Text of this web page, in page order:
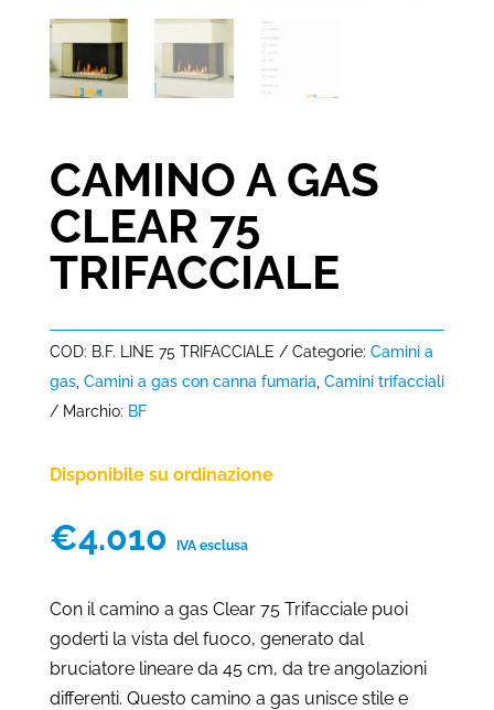
CAMINO A GAS
CLEAR 75
TRIFACCIALE
COD: B.F. LINE 75 TRIFACCIALE Categorie: Camini a
gas, Camini a gas con canna fumaria Camini trifacciali
Marchio: BF
Disponibile su ordinazione
€4.010 IVA esclusa
Con il camino a gas Clear 75 Trifacciale puoi
goderti la vista del fuoco, generato dal
bruciatore lineare da 45 cm, da tre angolazioni
differenti. Questo camino a gas unisce stile e